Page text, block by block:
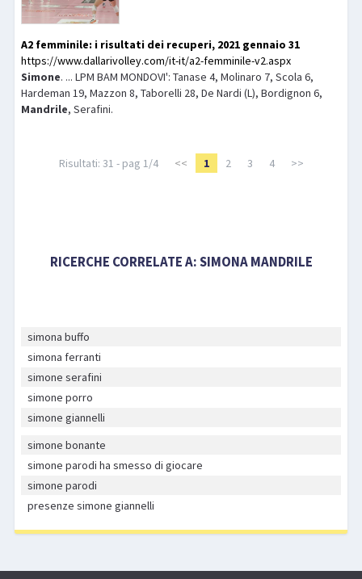
A2 femminile: i risultati dei recuperi, 2021 gennaio 31
https://www.dallarivolley.com/it-it/a2-femminile-v2.aspx
Simone. ... LPM BAM MONDOVI': Tanase 4, Molinaro 7, Scola 6,
Hardeman 19, Mazzon 8, Taborelli 28, De Nardi (L), Bordignon 6,
Mandrile, Serafini.
Risultati: 31 - pag 1/4 << 1 2 3 4 >>
RICERCHE CORRELATE A:SIMONA MANDRILE
simona buffo
simona ferranti
simone serafini
simone porro
simone giannelli
simone bonante
simone parodi ha smesso di giocare
simone parodi
presenze simone giannelli